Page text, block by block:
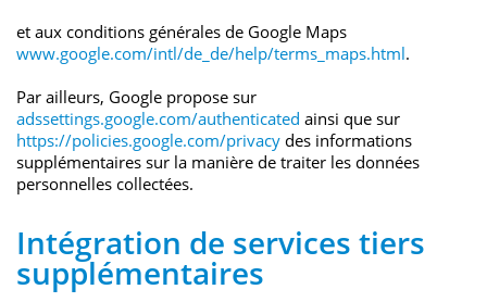
et aux conditions générales de Google Maps
www.google.com/intl/de_de/help/terms_maps.html.
Par ailleurs, Google propose sur
adssettings.google.com/authenticated ainsi que sur
https://policies.google.com/privacy des informations
supplémentaires sur la manière de traiter les données
personnelles collectées.
Intégration de services tiers
supplémentaires